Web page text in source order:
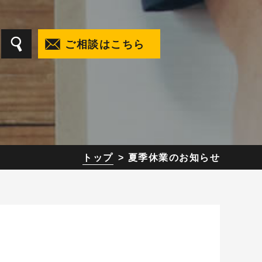
ご相談はこちら
トップ 夏季休業のお知らせ